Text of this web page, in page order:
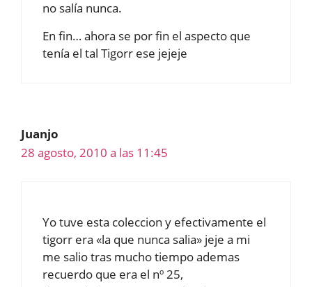
no salía nunca.
En fin… ahora se por fin el aspecto que
tenía el tal Tigorr ese jejeje
Juanjo
28 agosto, 2010 a las 11:45
Yo tuve esta coleccion y efectivamente el
tigorr era «la que nunca salia» jeje a mi
me salio tras mucho tiempo ademas
recuerdo que era el nº 25,